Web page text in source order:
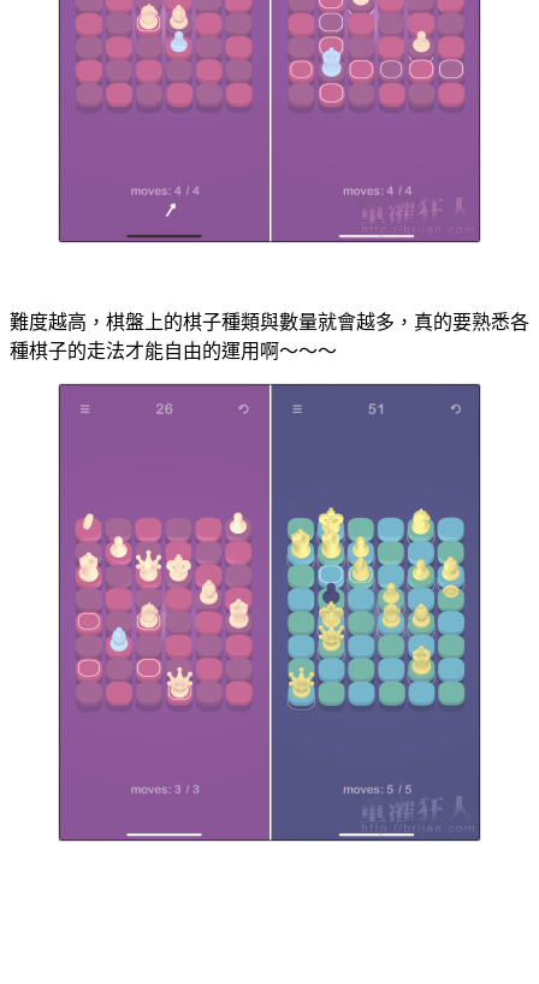
難度越高，棋盤上的棋子種類與數量就會越多，真的要熟悉各
種棋子的走法才能自由的運用啊～～～